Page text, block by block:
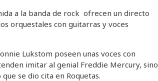
a la banda de rock ofrecen un directo
orquestales con guitarras y voces
Lukstom poseen unas voces con
imitar al genial Freddie Mercury, sino
se dio cita en Roquetas.